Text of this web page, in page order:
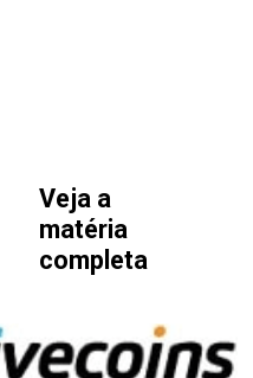
Veja a
matéria
completa